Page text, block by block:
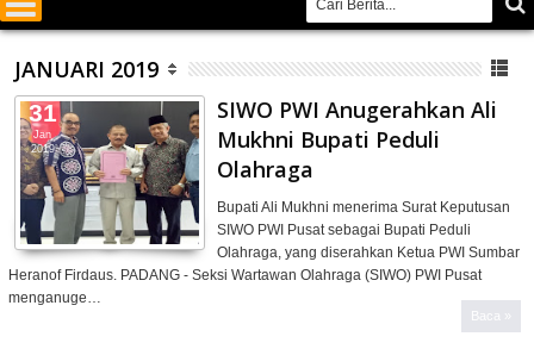
JANUARI 2019
SIWO PWI Anugerahkan Ali
Mukhni Bupati Peduli
Olahraga
Bupati Ali Mukhni menerima Surat Keputusan
SIWO PWI Pusat sebagai Bupati Peduli
Olahraga, yang diserahkan Ketua PWI Sumbar
Heranof Firdaus. PADANG - Seksi Wartawan Olahraga (SIWO) PWI Pusat
menganuge…
Baca »
31
Jan
2019